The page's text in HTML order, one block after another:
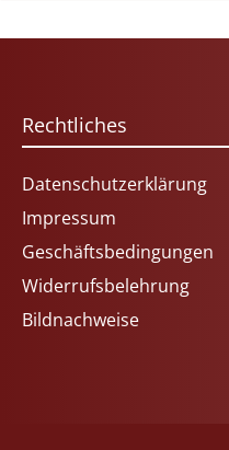
Rechtliches
Datenschutzerklärung
Impressum
Geschäftsbedingungen
Widerrufsbelehrung
Bildnachweise